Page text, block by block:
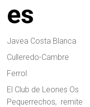
es
Javea Costa Blanca
Culleredo-Cambre
Ferrol
El Club de Leones Os
Pequerrechos, remite